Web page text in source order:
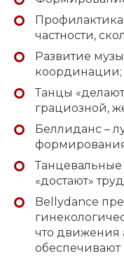
частности,
Развитие
координации;
Танцы
грациозной,
Беллиданс –
Танцевальные
«достают»
Bellydance
что движения